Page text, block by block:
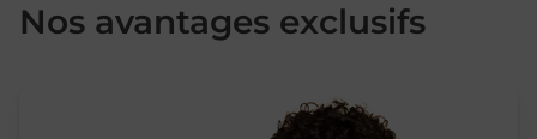
Nos avantages exclusifs